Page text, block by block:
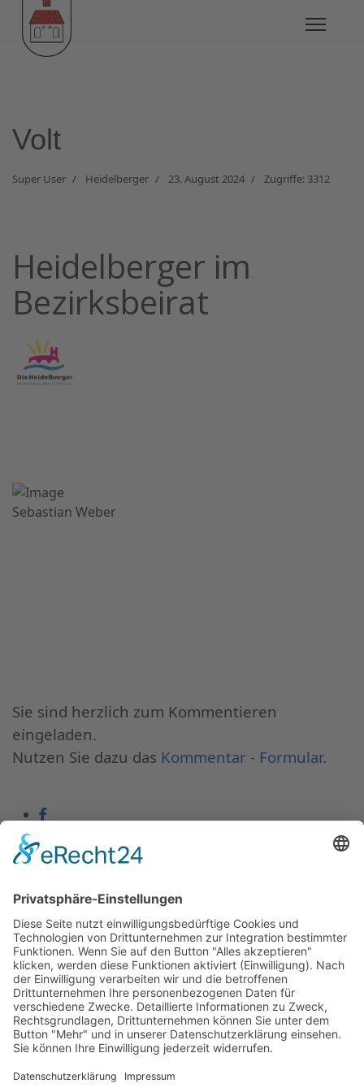
Volt
Super User Heidelberger 23. August 2024 Zugriffe: 3312
Heidelberger im
Bezirksbeirat
Sebastian Weber
Sie sind herzlich zum Kommentieren
eingeladen.
Nutzen Sie dazu das Kommentar - Formular.
Ziegelhausen Bezirksbeirat
Beitragsaufrufe